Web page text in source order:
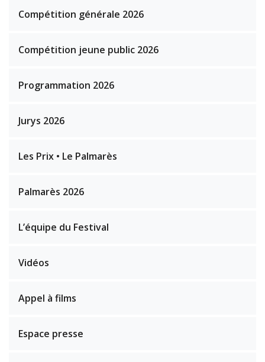
Compétition générale 2026
Compétition jeune public 2026
Programmation 2026
Jurys 2026
Les Prix • Le Palmarès
Palmarès 2026
L’équipe du Festival
Vidéos
Appel à films
Espace presse